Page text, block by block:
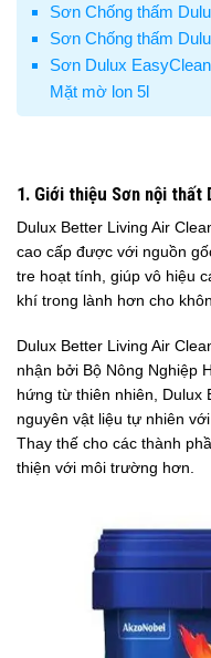
Sơn Chống thấm
Sơn Chống thấm
Sơn Dulux
Mặt mờ lon 5l
1. Giới thiệu Sơn nội
Dulux Better Living Air
cao cấp được với nguồn
tre hoạt tính, giúp vô hiệu
khí trong lành hơn cho
Dulux Better Living Air
nhận bởi Bộ Nông Nghiệp
hứng từ thiên nhiên, Dulux
nguyên vật liệu tự nhiên
Thay thế cho các thành
thiện với môi trường hơn.